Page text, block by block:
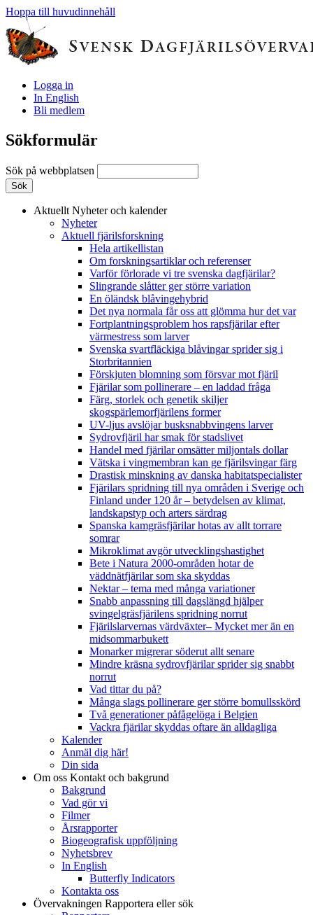
Hoppa till huvudinnehåll
Logga in
In English
Bli medlem
Sökformulär
Sök på webbplatsen
Aktuellt Nyheter och kalender
Nyheter
Aktuell fjärilsforskning
Hela artikellistan
Om forskningsartiklar och referenser
Varför förlorade vi tre svenska dagfjärilar?
Slingrande slåtter ger större variation
En öländsk blåvingehybrid
Det nya normala får oss att glömma hur det var
Fortplantningsproblem hos rapsfjärilar efter
värmestress som larver
Svenska svartfläckiga blåvingar sprider sig i
Storbritannien
Förskjuten blomning som försvar mot fjäril
Fjärilar som pollinerare – en laddad fråga
Färg, storlek och genetik skiljer
skogspärlemorfjärilens former
UV-ljus avslöjar busksnabbvingens larver
Sydrovfjäril har smak för stadslivet
Handel med fjärilar omsätter miljontals dollar
Vätska i vingmembran kan ge fjärilsvingar färg
Drastisk minskning av danska habitatspecialister
Fjärilars spridning till nya områden i Sverige och
Finland under 120 år– betydelsen av klimat,
landskapstyp och arters särdrag
Spanska kamgräsfjärilar hotas av allt torrare
somrar
Mikroklimat avgör utvecklingshastighet
Bete i Natura 2000-områden hotar de
väddnätfjärilar som ska skyddas
Nektar – tema med många variationer
Snabb anpassning till dagslängd hjälper
svingelgräsfjärilens spridning norrut
Fjärilslarvernas värdväxter– Mycket mer än en
midsommarbukett
Monarker migrerar söderut allt senare
Mindre kräsna sydrovfjärilar sprider sig snabbt
norrut
Vad tittar du på?
Många slags pollinerare ger större bomullsskörd
Två generationer påfågelöga i Belgien
Vackra fjärilar skyddas oftare än alldagliga
Kalender
Anmäl dig här!
Din sida
Om oss Kontakt och bakgrund
Bakgrund
Vad gör vi
Filmer
Årsrapporter
Biogeografisk uppföljning
Nyhetsbrev
In English
Butterfly Indicators
Kontakta oss
Övervakningen Rapportera eller sök